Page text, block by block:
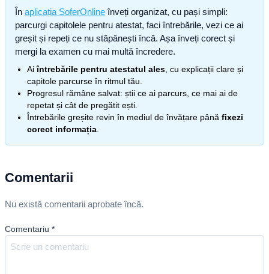
În aplicația SoferOnline înveți organizat, cu pași simpli:
parcurgi capitolele pentru atestat, faci întrebările, vezi ce ai
greșit și repeți ce nu stăpânești încă. Așa înveți corect și
mergi la examen cu mai multă încredere.
Aiîntrebările pentru atestatul ales , cu explicații clare și
capitole parcurse în ritmul tău.
Progresul rămâne salvat: știi ce ai parcurs, ce mai ai de
repetat și cât de pregătit ești.
Întrebările greșite revin în mediul de învățare până fixezi
corect informația
Comentarii
Nu există comentarii aprobate încă.
Comentariu *